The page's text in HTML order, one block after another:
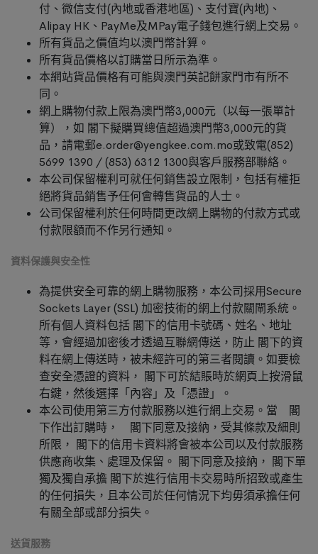
付、微信支付(內地或香港地區)、支付寶(內地)、
Alipay HK、PayMe及MPay電子錢包進行網上交易。
所有貨品之價值均以澳門幣計算。
所有貨品價格以訂購當日所示為準。
本網站貨品價格有可能與澳門英記餅家門市有所不
同。
網上購物付款上限為澳門幣3,000元（以每一張單計
算），如 閣下擬購買總值超過澳門幣3,000元的貨
品，請電郵e.order@yengkee.com.mo或致電(852)
5699 1390 / (853) 6312 1300與客戶服務部聯絡。
本公司保留權利可就任何銷售設立限制，包括有權拒
絕將貨品銷售予任何會轉售貨品的人士。
公司保留權利於任何時間更改網上購物的付款方式或
付款限額而不作另行通知。
資料保護與安全性
為提供安全可靠的網上購物服務，本公司採用Secure
Sockets Layer (SSL) 加密技術的網上付款關閘系統。
所有個人資料包括 閣下的信用卡號碼、姓名、地址
等，會經過加密後才透過互聯網傳送，防止 閣下的資
料在網上傳送時，被未經許可的第三者閱讀。如要檢
查安全憑證的資料， 閣下可於結賬時於網頁上按滑鼠
右鍵，然後選擇「內容」及「憑證」。
本公司使用第三方付款服務以進行網上交易。當 閣
下作出訂購時， 閣下同意及接納，受其條款及細則
所限， 閣下的信用卡資料將會被本公司以及付款服務
供應商收集、處理及保留。 閣下同意及接納， 閣下單
獨及獨自承擔 閣下於進行信用卡交易時所招致或產生
的任何損失，且本公司於任何情況下均毋須承擔任何
有關全部或部分損失。
送貨服務